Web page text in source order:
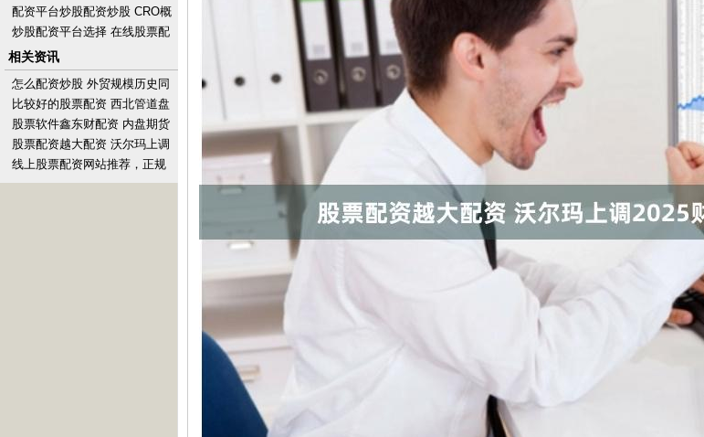
史新高，财报后A
改革勾勒中国式现代化路线图
配资平台炒股配资炒股 CRO概
念股集体走低 康龙化成跌近
4%药明康德跌超
炒股配资平台选择 在线股票配
资攻略：掌握投资技巧，优化
资金运用
相关资讯
怎么配资炒股 外贸规模历史同
期首次破21万亿元 下半年出口
仍有支撑
比较好的股票配资 西北管道盘
中异动 快速拉升5.09%
股票软件鑫东财配资 内盘期货
配资：把握市场机遇，实现财
富增值
股票配资越大配资 沃尔玛上调
2025财年业绩指引，中国市场
依旧表现强劲
线上股票配资网站推荐，正规
平台安全可靠